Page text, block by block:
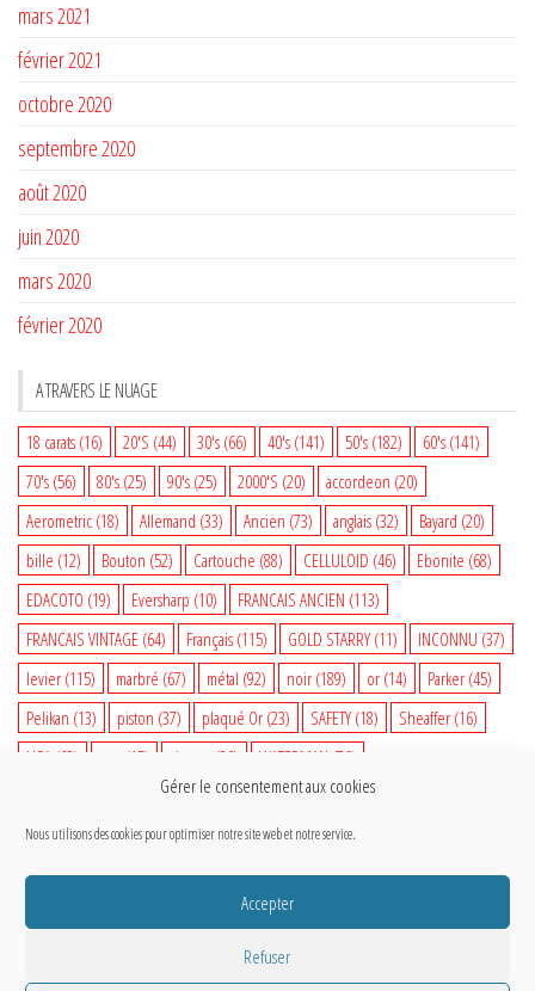
Gérer le consentement aux cookies
Nous utilisons des cookies pour optimiser notre site web et notre service.
Accepter
Refuser
mars 2021
février 2021
octobre 2020
septembre 2020
août 2020
juin 2020
mars 2020
février 2020
A TRAVERS LE NUAGE
18 carats (16) 20'S (44) 30's (66) 40's (141) 50's (182) 60's (141)
70's (56) 80's (25) 90's (25) 2000'S (20) accordeon (20)
Aerometric (18) Allemand (33) Ancien (73) anglais (32) Bayard (20)
bille (12) Bouton (52) Cartouche (88) CELLULOID (46) Ebonite (68)
EDACOTO (19) Eversharp (10) FRANCAIS ANCIEN (113)
FRANCAIS VINTAGE (64) Français (115) GOLD STARRY (11) INCONNU (37)
levier (115) marbré (67) métal (92) noir (189) or (14) Parker (45)
Pelikan (13) piston (37) plaqué Or (23) SAFETY (18) Sheaffer (16)
USA (68) (15) vintage (80) WATERMAN (76)
(35) woodgrain(14)
@Copyright CETOUT.NET